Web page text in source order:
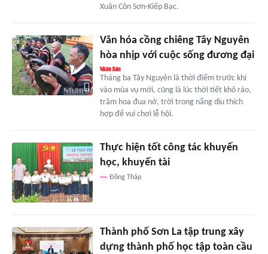
Xuân Côn Sơn-Kiếp Bạc.
Văn hóa cồng chiêng Tây Nguyên
hòa nhịp với cuộc sống đương đại
Tháng ba Tây Nguyên là thời điểm trước khi
vào mùa vụ mới, cũng là lúc thời tiết khô ráo,
trăm hoa đua nở, trời trong nắng dịu thích
hợp để vui chơi lễ hội.
Thực hiện tốt công tác khuyến
học, khuyến tài
Đồng Tháp
Thành phố Sơn La tập trung xây
dựng thành phố học tập toàn cầu